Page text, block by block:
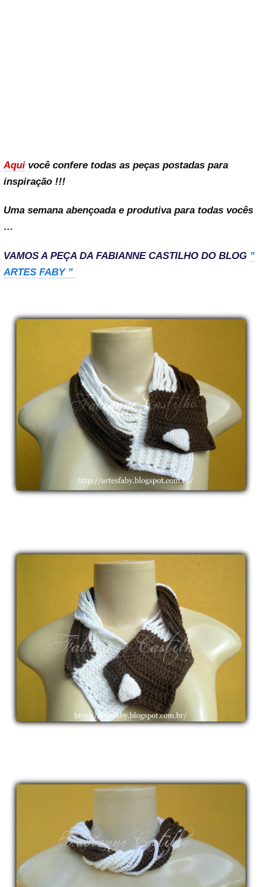
Aqui você confere todas as peças postadas para
inspiração !!!
Uma semana abençoada e produtiva para todas vocês
…
VAMOS A PEÇA DA FABIANNE CASTILHO DO BLOG ”
ARTES FABY ”